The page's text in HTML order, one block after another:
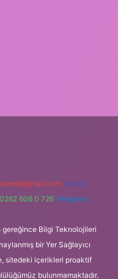
Teams:
606 0 726 Telegram:
gereğince Bilgi Teknolojileri
bir Yer Sağlayıcı
sitedeki içerikleri proaktif
bulunmamaktadır.